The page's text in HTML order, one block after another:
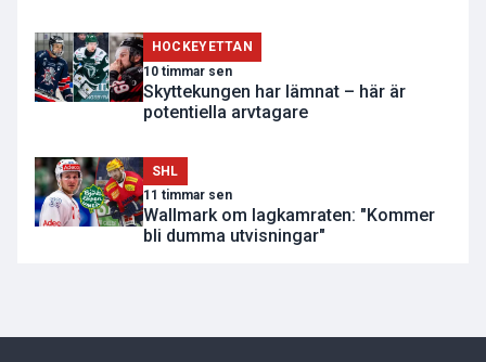
HOCKEYETTAN
10 timmar sen
Skyttekungen har lämnat – här är
potentiella arvtagare
SHL
11 timmar sen
Wallmark om lagkamraten: "Kommer
bli dumma utvisningar"